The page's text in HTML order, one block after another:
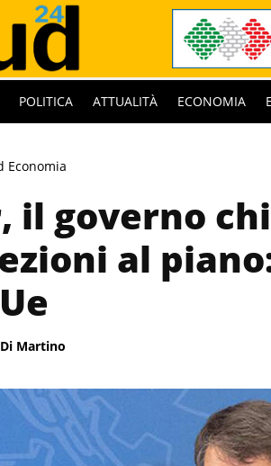
POLITICA ATTUALITÀ ECONOMIA
Economia
il governo
al
Martino